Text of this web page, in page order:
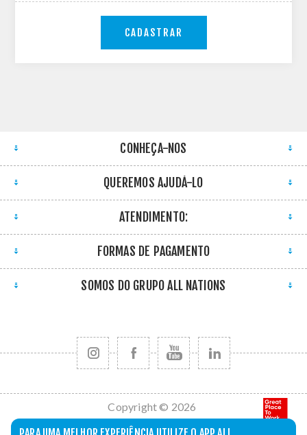
CADASTRAR
CONHEÇA-NOS
QUEREMOS AJUDÁ-LO
ATENDIMENTO:
FORMAS DE PAGAMENTO
SOMOS DO GRUPO ALL NATIONS
Copyright © 2026
All Nations. Todos